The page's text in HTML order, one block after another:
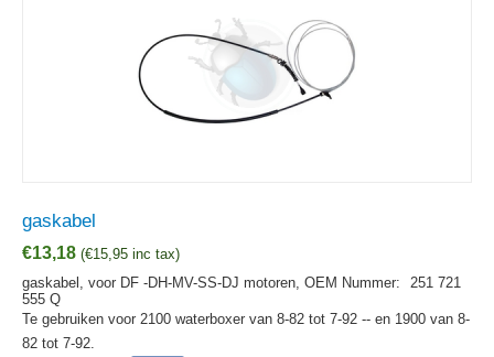
gaskabel
€13,18 (€15,95 inc tax)
gaskabel, voor DF -DH-MV-SS-DJ motoren, OEM Nummer:
251 721
555 Q
Te gebruiken voor 2100 waterboxer van 8-82 tot 7-92 -- en 1900 van 8-
82 tot 7-92.